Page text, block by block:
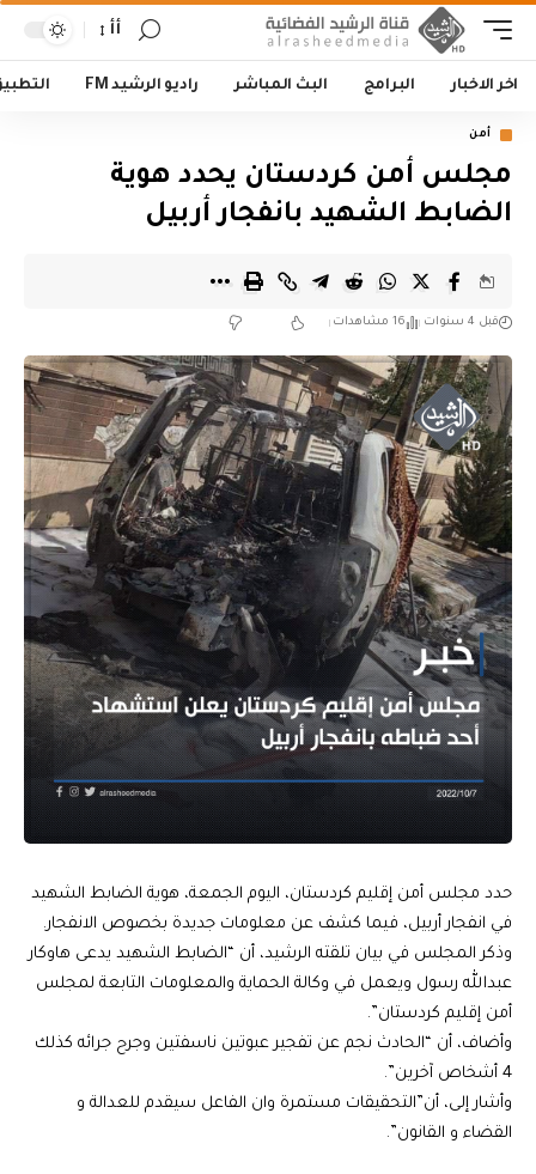
أأ
اخر الاخبار البرامج البث المباشر راديو الرشيد FM
أمن
مجلس أمن كردستان يحدد هوية
الضابط الشهيد بانفجار أربيل
قبل 4 سنوات 16 مشاهدات
حدد مجلس أمن إقليم كردستان، اليوم الجمعة، هوية الضابط الشهيد
في انفجار أربيل، فيما كشف عن معلومات جديدة بخصوص الانفجار.
وذكر المجلس في بيان تلقته الرشيد، أن “الضابط الشهيد يدعى هاوكار
عبدالله رسول ويعمل في وكالة الحماية والمعلومات التابعة لمجلس
أمن إقليم كردستان”.
وأضاف، أن “الحادث نجم عن تفجير عبوتين ناسفتين وجرح جرائه كذلك
4 أشخاص آخرين”.
وأشار إلى، أن”التحقيقات مستمرة وان الفاعل سيقدم للعدالة و
القضاء و القانون”.